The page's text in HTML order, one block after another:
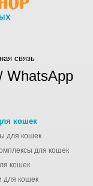
связь
WhatsApp
кошек
для кошек
для кошек
кошек
для кошек